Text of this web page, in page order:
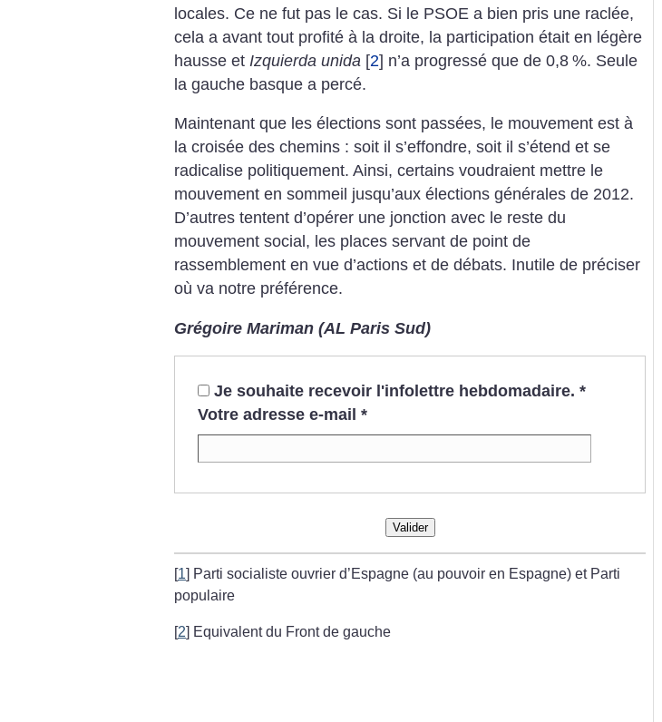
locales. Ce ne fut pas le cas. Si le PSOE a bien pris une raclée,
cela a avant tout profité à la droite, la participation était en légère
hausse et Izquierda unida [2] n’a progressé que de 0,8 %. Seule
la gauche basque a percé.
Maintenant que les élections sont passées, le mouvement est à
la croisée des chemins : soit il s’effondre, soit il s’étend et se
radicalise politiquement. Ainsi, certains voudraient mettre le
mouvement en sommeil jusqu’aux élections générales de 2012.
D’autres tentent d’opérer une jonction avec le reste du
mouvement social, les places servant de point de
rassemblement en vue d’actions et de débats. Inutile de préciser
où va notre préférence.
Grégoire Mariman (AL Paris Sud)
Je souhaite recevoir l'infolettre hebdomadaire. *
Votre adresse e-mail *
Valider
[1] Parti socialiste ouvrier d’Espagne (au pouvoir en Espagne) et Parti
populaire
[2] Equivalent du Front de gauche